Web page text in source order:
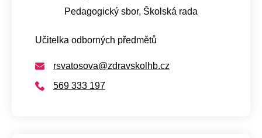
Pedagogický sbor, Školská rada
Učitelka odborných předmětů
rsvatosova@zdravskolhb.cz
569 333 197